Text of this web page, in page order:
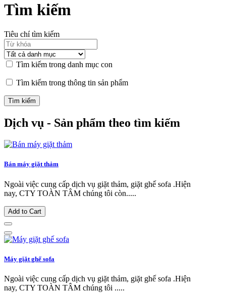
Tìm kiếm
Tiêu chí tìm kiếm
Tìm kiếm trong danh mục con
Tìm kiếm trong thông tin sản phẩm
Dịch vụ - Sản phẩm theo tìm kiếm
Bán máy giặt thảm
Ngoài việc cung cấp dịch vụ giặt thảm, giặt ghế sofa .Hiện
nay, CTY TOÀN TÂM chúng tôi còn.....
Add to Cart
Máy giặt ghế sofa
Ngoài việc cung cấp dịch vụ giặt thảm, giặt ghế sofa .Hiện
nay, CTY TOÀN TÂM chúng tôi .....